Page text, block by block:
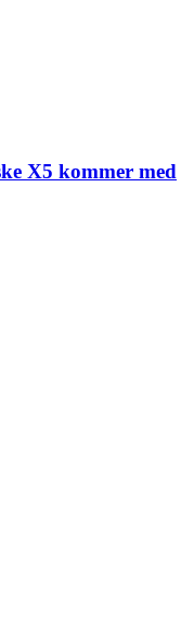
X5 kommer med